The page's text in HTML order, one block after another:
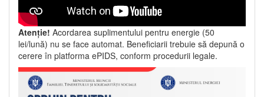
Atenție! Acordarea suplimentului pentru energie (50
lei/lună) nu se face automat. Beneficiarii trebuie să depună o
cerere în platforma ePIDS, conform procedurii legale.